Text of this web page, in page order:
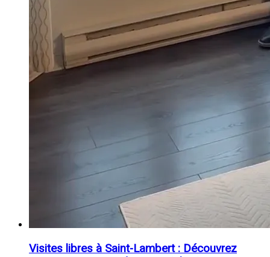
Visites libres à Saint-Lambert : Découvrez